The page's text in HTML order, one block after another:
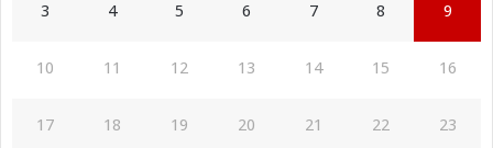
3 4 5 6 7 8 9
10 11 12 13 14 15 16
17 18 19 20 21 22 23